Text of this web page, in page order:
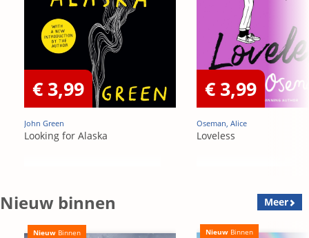
€ 3,99
John Green
Looking for Alaska
€ 3,99
Oseman, Alice
Loveless
Nieuw binnen Meer
Nieuw Binnen Nieuw Binnen